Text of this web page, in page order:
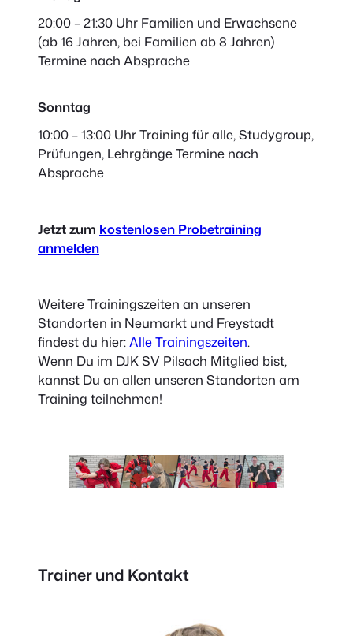
20:00 – 21:30 Uhr Familien und Erwachsene
(ab 16 Jahren, bei Familien ab 8 Jahren)
Termine nach Absprache
Sonntag
10:00 – 13:00 Uhr Training für alle, Studygroup,
Prüfungen, LehrgängeTermine nach
Absprache
Jetzt zum kostenlosen Probetraining
anmelden
Weitere Trainingszeiten an unseren
Standorten in Neumarkt und Freystadt
findest du hier: Alle Trainingszeiten.
Wenn Du im DJK SV Pilsach Mitglied bist,
kannst Du an allen unseren Standorten am
Training teilnehmen!
Trainer und Kontakt